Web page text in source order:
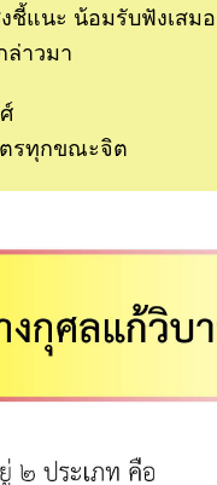
ชี้แนะ น้อมรับฟังเส
ล่าวมา
ตรทุกขณะจิต